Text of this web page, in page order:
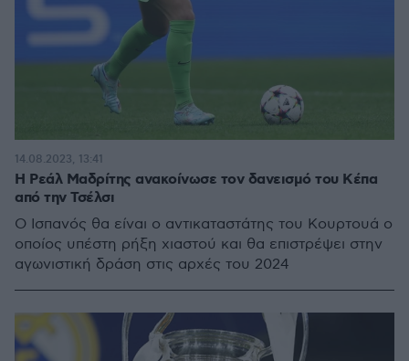
Η Ρεάλ Μαδρίτης ανακοίνωσε τον δανεισμό του Κέπα
από την Τσέλσι
Ο Ισπανός θα είναι ο αντικαταστάτης του Κουρτουά ο
οποίος υπέστη ρήξη χιαστού και θα επιστρέψει στην
αγωνιστική δράση στις αρχές του 2024
14.08.2023, 13:41